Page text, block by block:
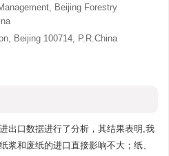
Beijing Forestry
Beijing 100714, P.R.China
出口数据进行了分析，其结果表明,我
浆和废纸的进口直接影响不大；纸、